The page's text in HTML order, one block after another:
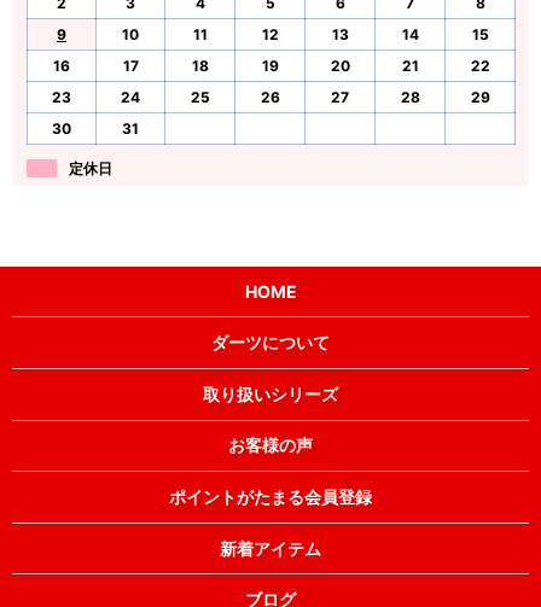
9
10 11 12 13 14
15
16
17 18 19 20 21
22
23
24 25 26 27 28
29
30
31
定休日
HOME
ダーツについて
取り扱いシリーズ
お客様の声
ポイントがたまる会員登録
新着アイテム
ブログ